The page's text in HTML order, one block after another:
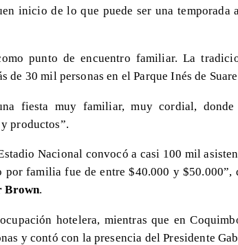
inicio de lo que puede ser una temporada
punto de encuentro familiar. La
de 30 mil personas en el Parque Inés de
fiesta muy familiar, muy cordial, donde
productos”.
Nacional convocó a casi 100 mil
familia fue de entre $40.000 y $50.000”,
Brown.
hotelera, mientras que en
y contó con la presencia del Presidente